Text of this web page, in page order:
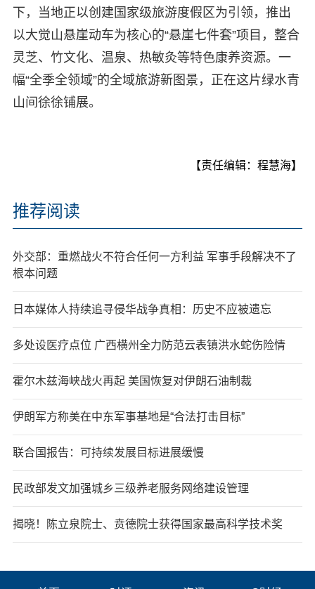
下，当地正以创建国家级旅游度假区为引领，推出
以大觉山悬崖动车为核心的“悬崖七件套”项目，整合
灵芝、竹文化、温泉、热敏灸等特色康养资源。一
幅“全季全领域”的全域旅游新图景，正在这片绿水青
山间徐徐铺展。
【责任编辑：程慧海】
推荐阅读
外交部：重燃战火不符合任何一方利益 军事手段解决不了
根本问题
日本媒体人持续追寻侵华战争真相：历史不应被遗忘
多处设医疗点位 广西横州全力防范云表镇洪水蛇伤险情
霍尔木兹海峡战火再起 美国恢复对伊朗石油制裁
伊朗军方称美在中东军事基地是“合法打击目标”
联合国报告：可持续发展目标进展缓慢
民政部发文加强城乡三级养老服务网络建设管理
揭晓！陈立泉院士、贲德院士获得国家最高科学技术奖